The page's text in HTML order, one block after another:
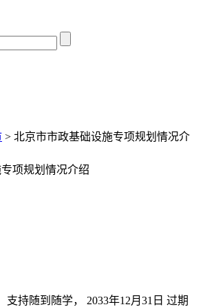
> 北京市市政基础设施专项规划情况介
项规划情况介绍
支持随到随学， 2033年12月31日 过期